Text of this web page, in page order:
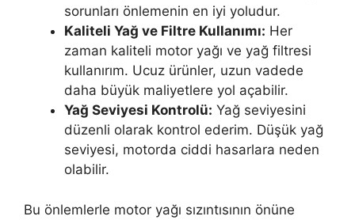
sorunları önlemenin en iyi yoludur.
Kaliteli Yağ ve Filtre Kullanımı: Her
zaman kaliteli motor yağı ve yağ filtresi
kullanırım. Ucuz ürünler, uzun vadede
daha büyük maliyetlere yol açabilir.
Yağ Seviyesi Kontrolü: Yağ seviyesini
düzenli olarak kontrol ederim. Düşük yağ
seviyesi, motorda ciddi hasarlara neden
olabilir.
Bu önlemlerle motor yağı sızıntısının önüne